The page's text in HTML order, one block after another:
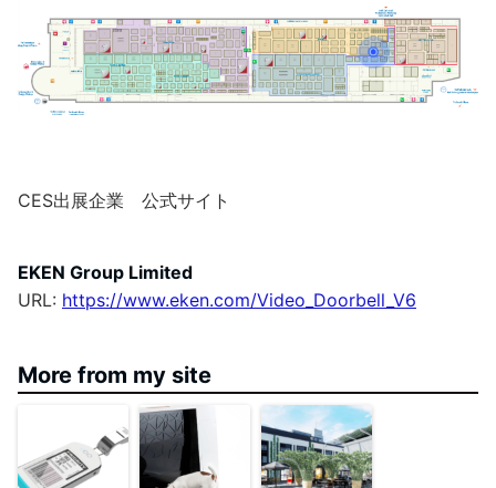
CES出展企業 公式サイト
EKEN Group Limited
URL: https://www.eken.com/Video_Doorbell_V6
More from my site